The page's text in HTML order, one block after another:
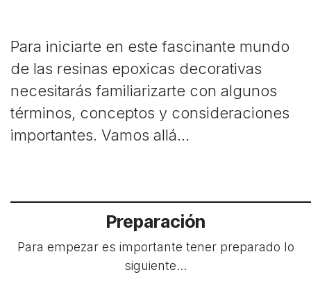
Para iniciarte en este fascinante mundo
de las resinas epoxicas decorativas
necesitarás familiarizarte con algunos
términos, conceptos y consideraciones
importantes. Vamos allá...
Preparación
​Para empezar es importante tener preparado lo
siguiente...